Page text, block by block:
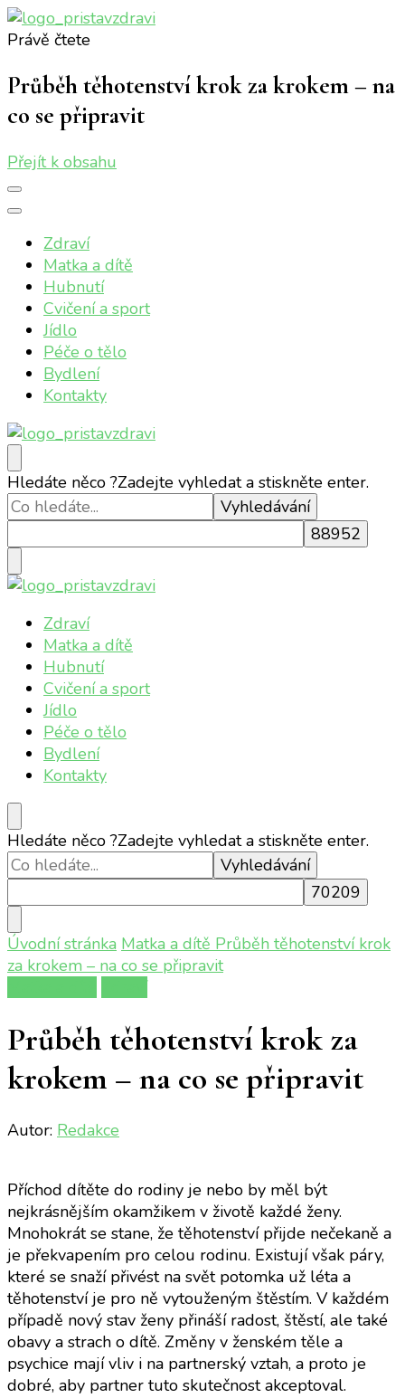
Právě čtete
Průběh těhotenství krok za krokem – na
co se připravit
Přejít k obsahu
Zdraví
Matka a dítě
Hubnutí
Cvičení a sport
Jídlo
Péče o tělo
Bydlení
Kontakty
Přístav zdraví
Online magazín o vašem zdraví
Hledáte něco ?Zadejte vyhledat a stiskněte enter.
Přístav zdraví
Online magazín o vašem zdraví
Zdraví
Matka a dítě
Hubnutí
Cvičení a sport
Jídlo
Péče o tělo
Bydlení
Kontakty
Hledáte něco ?Zadejte vyhledat a stiskněte enter.
Úvodní stránka Matka a dítě Průběh těhotenství krok
za krokem – na co se připravit
Průběh těhotenství krok za
krokem – na co se připravit
Autor: Redakce
Příchod dítěte do rodiny je nebo by měl být
nejkrásnějším okamžikem v životě každé ženy.
Mnohokrát se stane, že těhotenství přijde nečekaně a
je překvapením pro celou rodinu. Existují však páry,
které se snaží přivést na svět potomka už léta a
těhotenství je pro ně vytouženým štěstím. V každém
případě nový stav ženy přináší radost, štěstí, ale také
obavy a strach o dítě. Změny v ženském těle a
psychice mají vliv i na partnerský vztah, a proto je
dobré, aby partner tuto skutečnost akceptoval.